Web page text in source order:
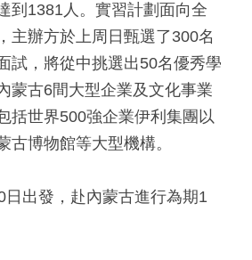
到1381人。實習計劃面向全
主辦方於上周日甄選了300名
試，將從中挑選出50名優秀學
蒙古6間大型企業及文化事業
括世界500強企業伊利集團以
古博物館等大型機構。
日出發，赴內蒙古進行為期1